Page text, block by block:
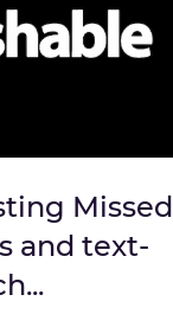
Missed
and text-